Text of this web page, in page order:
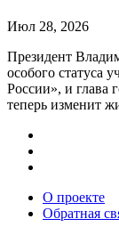
Июл 28, 2026
Президент
особого статуса
России», и глава
теперь изменит
О проекте
Обратная